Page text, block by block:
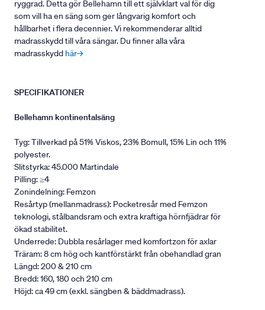
ryggrad. Detta gör Bellehamn till ett självklart val för dig
som vill ha en säng som ger långvarig komfort och
hållbarhet i flera decennier. Vi rekommenderar alltid
madrasskydd till våra sängar. Du finner alla våra
madrasskydd här→
SPECIFIKATIONER
Bellehamn kontinentalsäng
Tyg: Tillverkad på 51% Viskos, 23% Bomull, 15% Lin och 11%
polyester.
Slitstyrka: 45.000 Martindale
Pilling: ≥4
Zonindelning: Femzon
Resårtyp (mellanmadrass): Pocketresår med Femzon
teknologi, stålbandsram och extra kraftiga hörnfjädrar för
ökad stabilitet.
Underrede: Dubbla resårlager med komfortzon för axlar
Träram: 8 cm hög och kantförstärkt från obehandlad gran
Längd: 200 & 210 cm
Bredd: 160, 180 och 210 cm
Höjd: ca 49 cm (exkl. sängben & bäddmadrass).